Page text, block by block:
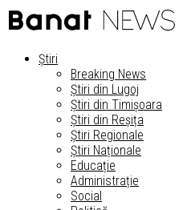
Știri
Breaking News
Știri din Lugoj
Știri din Timișoara
Știri din Reșița
Știri Regionale
Știri Naționale
Educație
Administrație
Social